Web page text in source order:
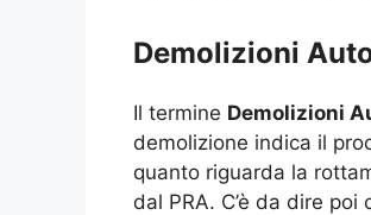
Demolizioni
Il termine Demolizioni
demolizione indica il
quanto riguarda la
dal PRA. C’è da dire